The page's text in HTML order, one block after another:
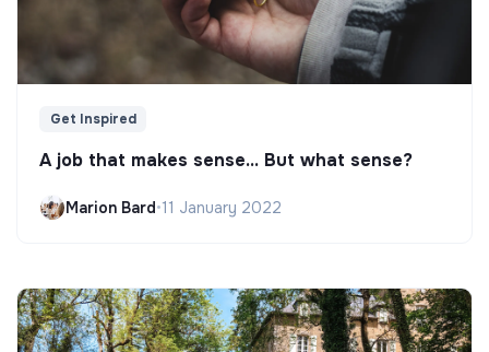
Get Inspired
A job that makes sense... But what sense?
Marion Bard•11 January 2022